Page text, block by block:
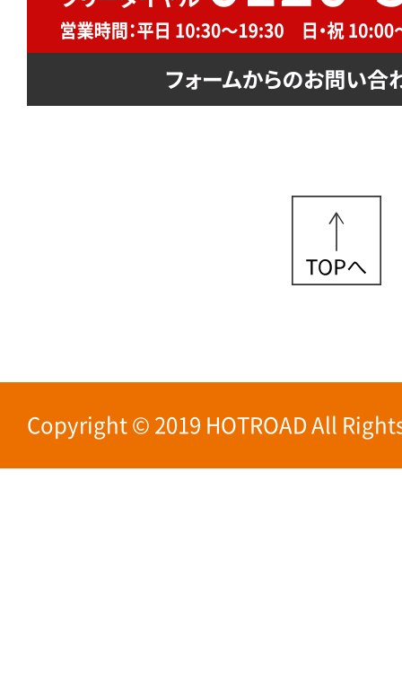
Copyright © 2019 HOTROAD All